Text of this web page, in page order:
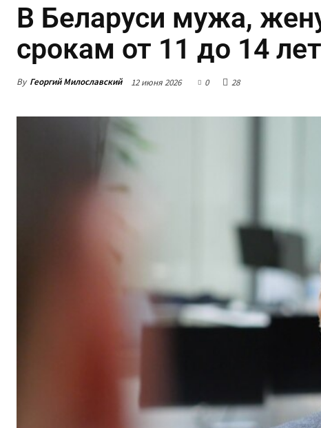
В Беларуси мужа,
срокам от 11 до 14
By Георгий Милославский 12 июня 2026 0 28